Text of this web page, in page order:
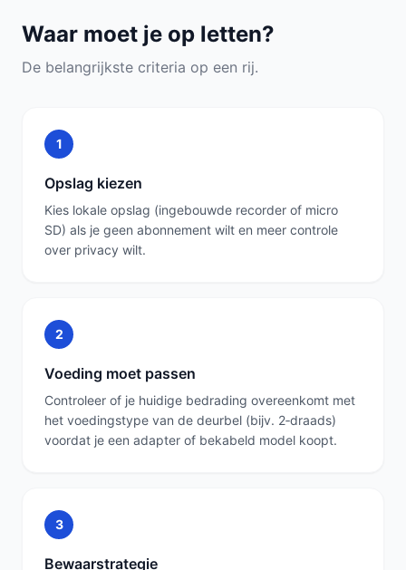
Waar moet je op letten?
De belangrijkste criteria op een rij.
1
Opslag kiezen
Kies lokale opslag (ingebouwde recorder of micro
SD) als je geen abonnement wilt en meer controle
over privacy wilt.
2
Voeding moet passen
Controleer of je huidige bedrading overeenkomt met
het voedingstype van de deurbel (bijv. 2‑draads)
voordat je een adapter of bekabeld model koopt.
3
Bewaarstrategie